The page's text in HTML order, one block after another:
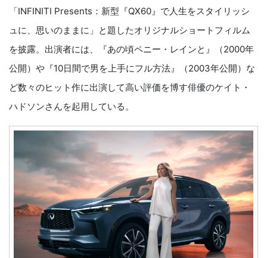
「INFINITI Presents：新型『QX60』で人生をスタイリッシ
ュに、思いのままに」と題したオリジナルショートフィルム
を披露。出演者には、『あの頃ペニー・レインと』（2000年
公開）や『10日間で男を上手にフル方法』（2003年公開）な
ど数々のヒット作に出演して高い評価を博す俳優のケイト・
ハドソンさんを起用している。